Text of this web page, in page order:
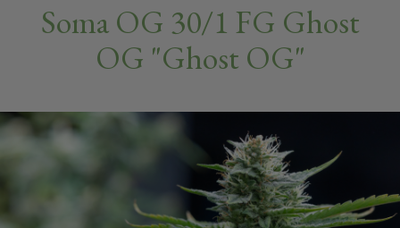
Soma OG 30/1 FG Ghost
OG "Ghost OG"